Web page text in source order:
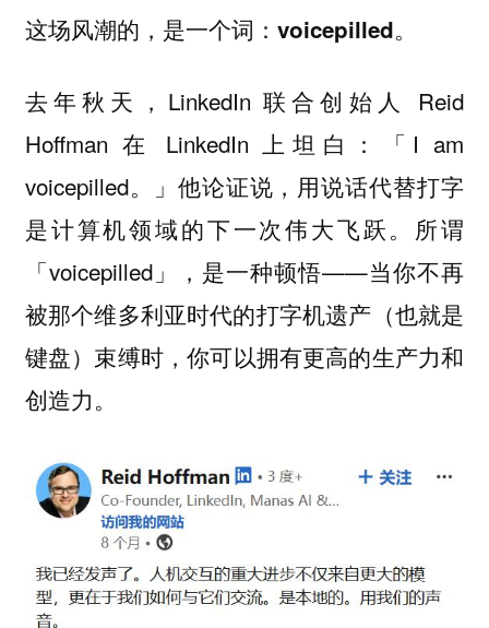
这场风潮的，是一个词： voicepilled。
去年秋天，LinkedIn 联合创始人 Reid
Hoffman 在 LinkedIn 上坦白：「I am
voicepilled。」他论证说，用说话代替打字
是计算机领域的下一次伟大飞跃。所谓
「voicepilled」，是一种顿悟——当你不再
被那个维多利亚时代的打字机遗产（也就是
键盘）束缚时，你可以拥有更高的生产力和
创造力。